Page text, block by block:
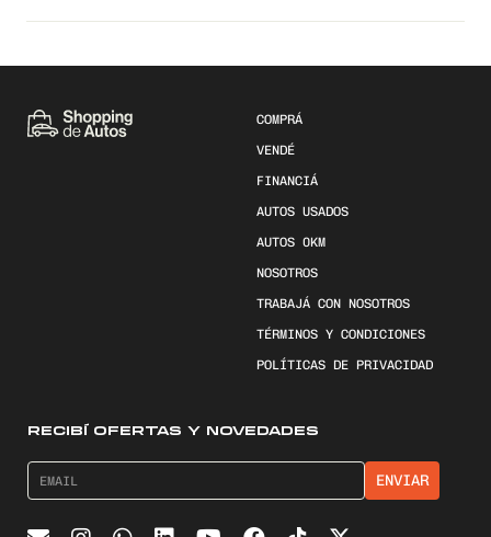
COMPRÁ
VENDÉ
FINANCIÁ
AUTOS USADOS
AUTOS 0KM
NOSOTROS
TRABAJÁ CON NOSOTROS
TÉRMINOS Y CONDICIONES
POLÍTICAS DE PRIVACIDAD
RECIBÍ OFERTAS Y NOVEDADES